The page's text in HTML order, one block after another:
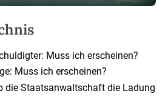
Muss ich erscheinen?
Muss ich erscheinen?
die Staatsanwaltschaft die Ladung